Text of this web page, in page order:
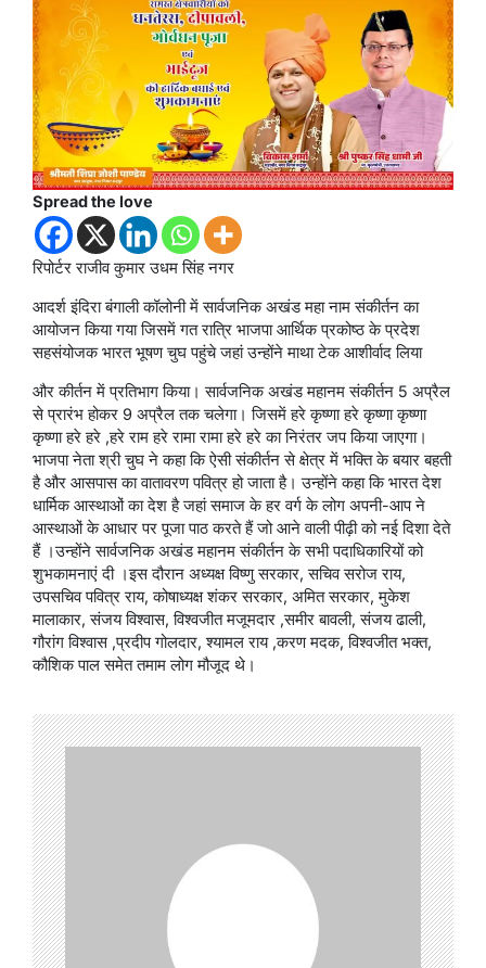
Spread the love
रिपोर्टर राजीव कुमार उधम सिंह नगर
आदर्श इंदिरा बंगाली कॉलोनी में सार्वजनिक अखंड महा नाम संकीर्तन का
आयोजन किया गया जिसमें गत रात्रि भाजपा आर्थिक प्रकोष्ठ के प्रदेश
सहसंयोजक भारत भूषण चुघ पहुंचे जहां उन्होंने माथा टेक आशीर्वाद लिया
और कीर्तन में प्रतिभाग किया। सार्वजनिक अखंड महानम संकीर्तन 5 अप्रैल
से प्रारंभ होकर 9 अप्रैल तक चलेगा। जिसमें हरे कृष्णा हरे कृष्णा कृष्णा
कृष्णा हरे हरे ,हरे राम हरे रामा रामा हरे हरे का निरंतर जप किया जाएगा।
भाजपा नेता श्री चुघ ने कहा कि ऐसी संकीर्तन से क्षेत्र में भक्ति के बयार बहती
है और आसपास का वातावरण पवित्र हो जाता है। उन्होंने कहा कि भारत देश
धार्मिक आस्थाओं का देश है जहां समाज के हर वर्ग के लोग अपनी-आप ने
आस्थाओं के आधार पर पूजा पाठ करते हैं जो आने वाली पीढ़ी को नई दिशा देते
हैं ।उन्होंने सार्वजनिक अखंड महानम संकीर्तन के सभी पदाधिकारियों को
शुभकामनाएं दी ।इस दौरान अध्यक्ष विष्णु सरकार, सचिव सरोज राय,
उपसचिव पवित्र राय, कोषाध्यक्ष शंकर सरकार, अमित सरकार, मुकेश
मालाकार, संजय विश्वास, विश्वजीत मजूमदार ,समीर बावली, संजय ढाली,
गौरांग विश्वास ,प्रदीप गोलदार, श्यामल राय ,करण मदक, विश्वजीत भक्त,
कौशिक पाल समेत तमाम लोग मौजूद थे।